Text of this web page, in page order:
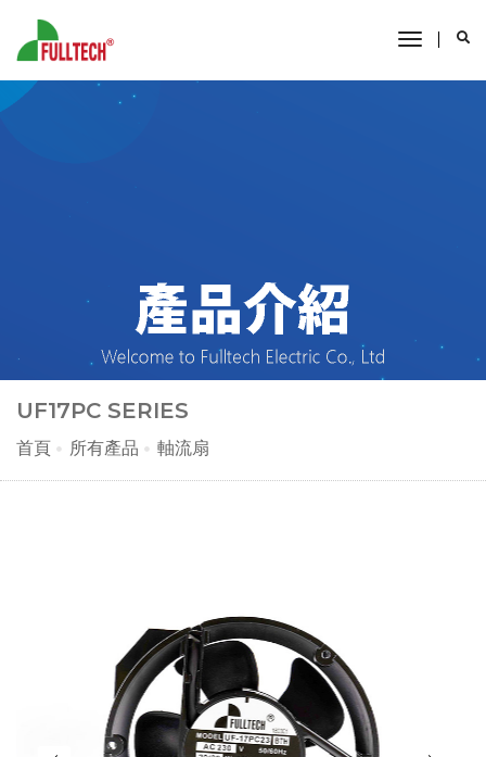
toggle
UF17PC SERIES
首頁 所有產品 軸流扇